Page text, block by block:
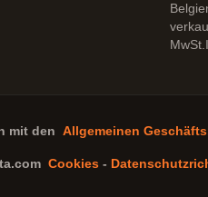
mit den Allgemeinen
Cookies-